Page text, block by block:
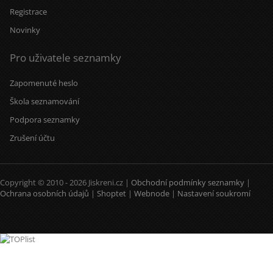
Registrace
Novinky
Pro uživatele seznamky
Zapomenuté heslo
Škola seznamování
Podpora seznamky
Zrušení účtu
Copyright © 2010 - 2026 Jiskreni.cz | Obchodní podmínky seznamky |
Ochrana osobních údajů | Shoptet | Webnode | Nastavení soukromí